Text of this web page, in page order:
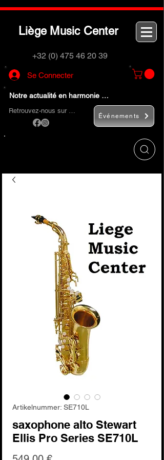
Liège M usic Center
+32 (0) 475 46 20 39
Se Connecter
Notre actualité en harmonie …
Retrouvez-nous sur …
Événements
Artikelnummer: SE710L
saxophone alto Stewart
Ellis Pro Series SE710L